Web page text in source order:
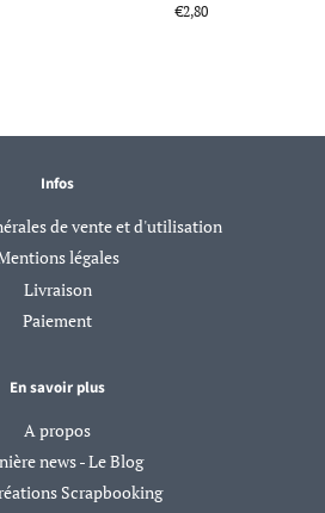
Prix
€2,80
Infos
de vente et d'utilisation
légales
Livraison
Paiement
En savoir plus
A propos
news - Le Blog
Scrapbooking